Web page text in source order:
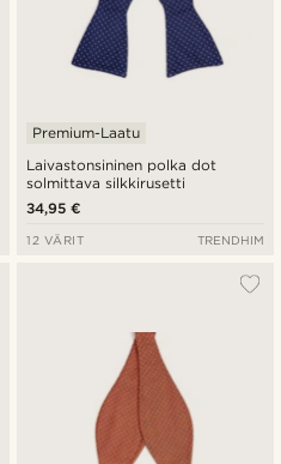
Laivastonsininen polka dot
solmittava silkkirusetti
Premium-Laatu
34,95 €
12 VÄRIT TRENDHIM